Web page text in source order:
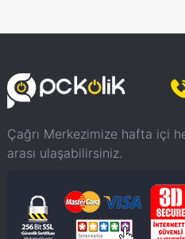
Çağrı Merkezimize hafta içi
arası ulaşabilirsiniz.